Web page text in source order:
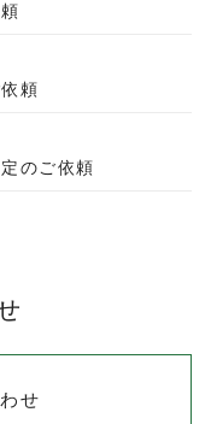
頼
のご依頼
せ